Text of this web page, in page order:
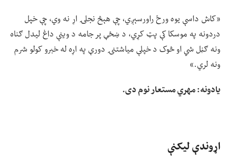
«کاش داسې یوه ورځ راورسېږي، چې هېڅ نجلۍ اړ نه وي، چې خپل
دردونه په موسکا کې پټ کړي، د ښځې پر جامه د وینې داغ لیدل ګناه
ونه ګڼل شي او څوک د خپلې میاشتنۍ دورې په اړه له خبرو کولو شرم
ونه لري.»
یادونه: مهري مستعار نوم دی.
اړوندې لیکنې